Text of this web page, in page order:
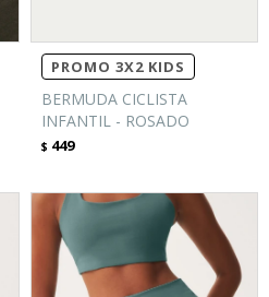
PROMO 3X2 KIDS
BERMUDA CICLISTA
INFANTIL - ROSADO
$ 449